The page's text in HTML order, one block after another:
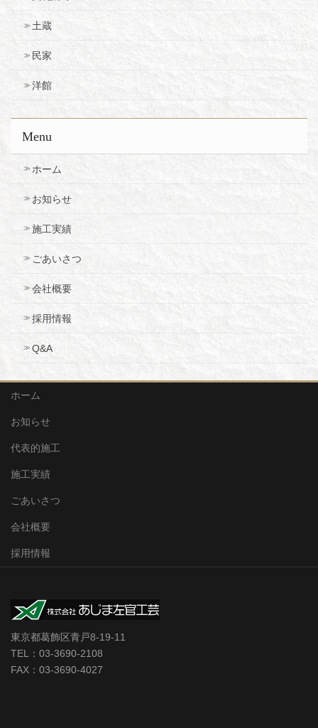
土蔵
民家
洋館
Menu
ホーム
お知らせ
施工実績
ごあいさつ
会社概要
採用情報
Q&A
ホーム
お知らせ
代表的施工
施工実績
ごあいさつ
会社概要
採用情報
東京都葛飾区青戸8-19-11
TEL：03-3690-2108
FAX：03-3690-4027